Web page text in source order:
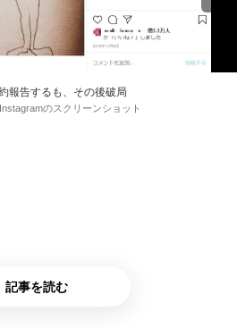
報告するも、その後破局
のスクリーンショット
記事を読む